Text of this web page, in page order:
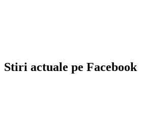
Stiri actuale pe Facebook